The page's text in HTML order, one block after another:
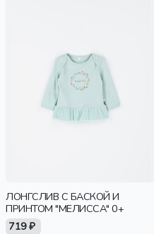
ЛОНГСЛИВ С БАСКОЙ И
ПРИНТОМ "МЕЛИССА" 0+
719 ₽